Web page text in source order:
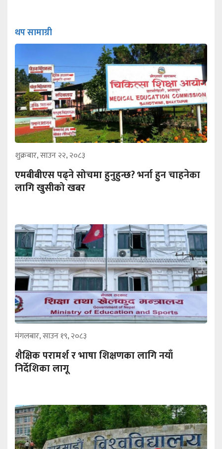
थप सामाग्री
शुक्रबार, साउन २२, २०८३
एमबीबीएस पढ्ने सोचमा हुनुहुन्छ? भर्ना हुन चाहनेका
लागि खुसीको खबर
मंगलबार, साउन १९, २०८३
शैक्षिक परामर्श र भाषा शिक्षणका लागि नयाँ
निर्देशिका लागू